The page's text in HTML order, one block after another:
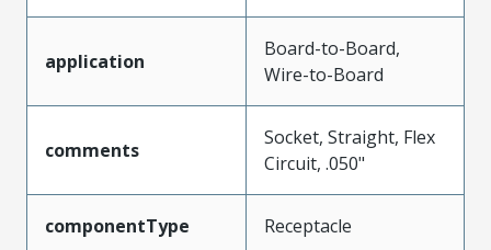
application
Board-to-Board,
Wire-to-Board
comments
Socket, Straight, Flex
Circuit, .050"
componentType Receptacle